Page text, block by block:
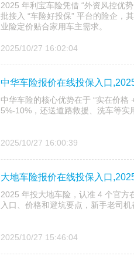
2025 年利宝车险凭借 “外资风控优
批接入 “车险好投保” 平台的险企，
业险定价贴合家用车主需求。
2025/10/27 16:02:04
中华车险报价在线投保入口
中华车险的核心优势在于 “实在价
5%-10%，还送道路救援、洗车等
2025/10/27 16:00:39
大地车险报价在线投保入口
2025 年投大地车险，认准 4 个官方
入口、价格和避坑要点，新手老司
2025/10/27 15:46:04